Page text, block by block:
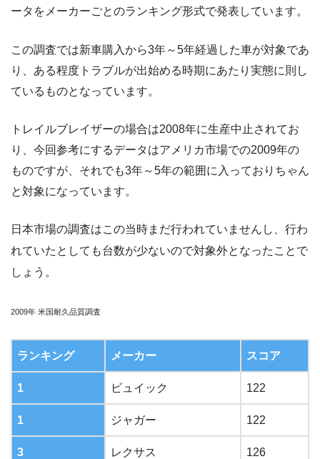
ータをメーカーごとのランキング形式で発表しています。
この調査では新車購入から3年～5年経過した車が対象であ
り、ある程度トラブルが出始める時期にあたり実態に則し
ているものとなっています。
トレイルブレイザーの場合は2008年に生産中止されてお
り、今回参考にするデータはアメリカ市場での2009年の
ものですが、それでも3年～5年の範囲に入っておりちゃん
と対象になっています。
日本市場の調査はこの当時まだ行われていませんし、行わ
れていたとしても台数が少ないので対象外となったことで
しょう。
2009年 米国耐久品質調査
ランキング メーカー スコア
1 ビュイック 122
1 ジャガー 122
3 レクサス 126